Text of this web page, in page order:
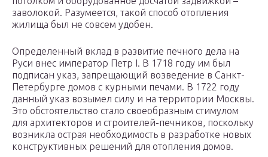
заволокой. Разумеется, такой способ отопления
жилища был не совсем удобен.
Определенный вклад в развитие печного дела на
Руси внес император Петр I. В 1718 году им был
подписан указ, запрещающий возведение в Санкт-
Петербурге домов с курными печами. В 1722 году
данный указ возымел силу и на территории Москвы.
Это обстоятельство стало своеобразным стимулом
для архитекторов и строителей-печников, поскольку
возникла острая необходимость в разработке новых
конструктивных решений для отопления домов.